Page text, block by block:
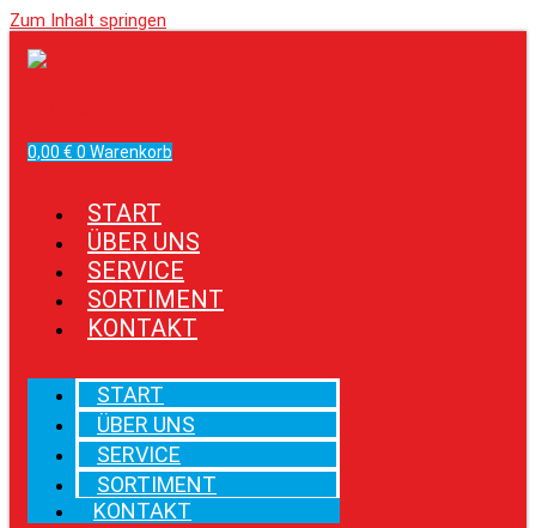
Zum Inhalt springen
0,00 € 0 Warenkorb
START
ÜBER UNS
SERVICE
SORTIMENT
KONTAKT
START
ÜBER UNS
SERVICE
SORTIMENT
KONTAKT